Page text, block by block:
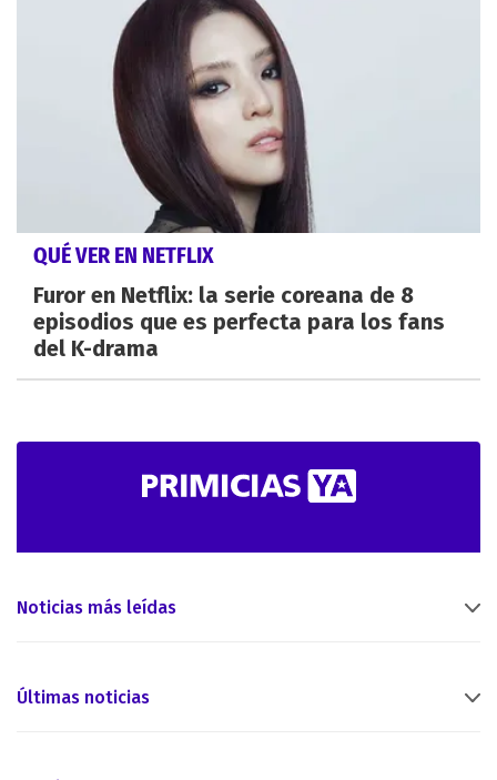
QUÉ VER EN NETFLIX
Furor en Netflix: la serie coreana de 8
episodios que es perfecta para los fans
del K-drama
Noticias más leídas
Últimas noticias